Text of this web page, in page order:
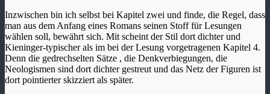
Inzwischen bin ich selbst bei Kapitel zwei und finde, die Regel, dass
man aus dem Anfang eines Romans seinen Stoff für Lesungen
wählen soll, bewährt sich. Mit scheint der Stil dort dichter und
Kieninger-typischer als im bei der Lesung vorgetragenen Kapitel 4.
Denn die gedrechselten Sätze , die Denkverbiegungen, die
Neologismen sind dort dichter gestreut und das Netz der Figuren ist
dort pointierter skizziert als später.